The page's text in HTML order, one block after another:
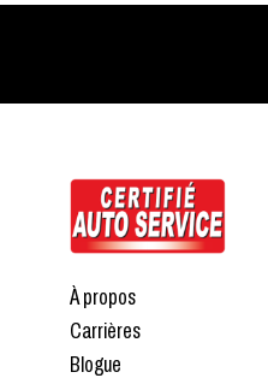
À propos
Carrières
Blogue